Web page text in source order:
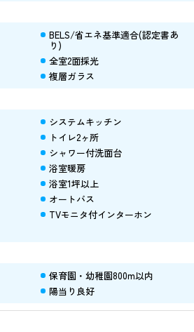
BELS/省エネ基準適合(認定書あ
り)
全室2面採光
複層ガラス
システムキッチン
トイレ2ヶ所
シャワー付洗面台
浴室暖房
浴室1坪以上
オートバス
TVモニタ付インターホン
保育園・幼稚園800m以内
陽当り良好